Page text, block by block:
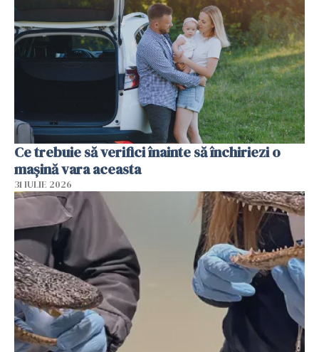
Ce trebuie să verifici înainte să închiriezi o
mașină vara aceasta
31 IULIE 2026